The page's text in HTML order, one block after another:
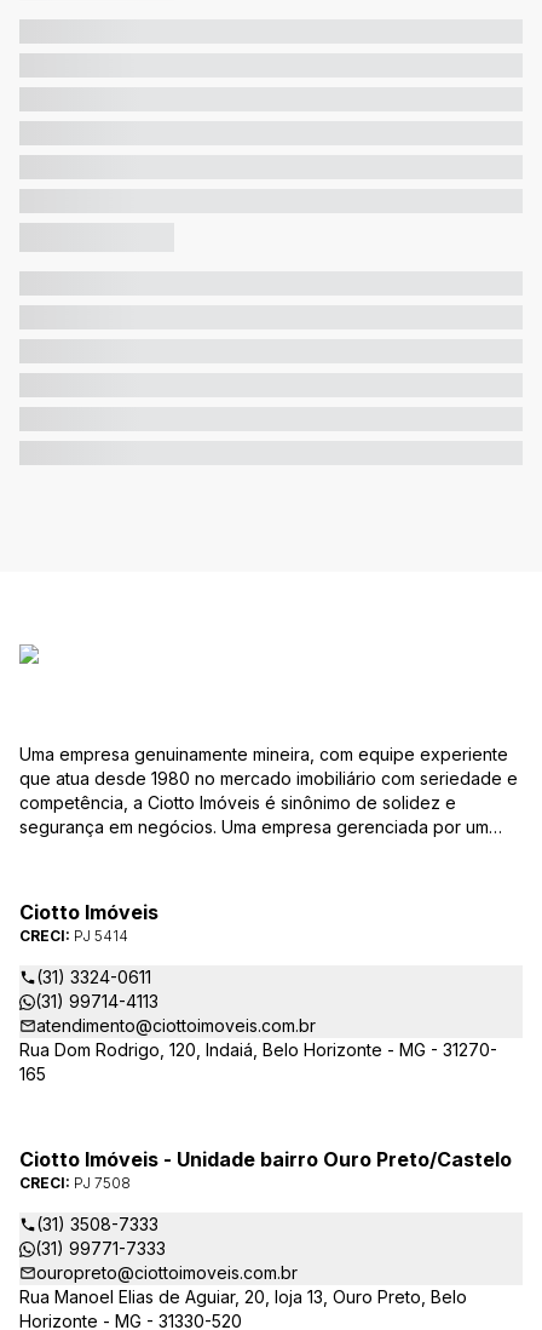
Uma empresa genuinamente mineira, com equipe experiente
que atua desde 1980 no mercado imobiliário com seriedade e
competência, a Ciotto Imóveis é sinônimo de solidez e
segurança em negócios. Uma empresa gerenciada por um
conservação de condomínios, disponibilizando sempre as
melhores opções da região da Pampulha. Oferecemos ainda
completa assessória, consulte-nos sobre os nossos
lançamentos, imóveis em construção e condomínios fechados,
administrados exclusivamente pela Ciotto Imóveis. Fazemos a
aprovação do seu credito junto a Caixa Econômica Federal e
demais agentes financeiros.
Ciotto Imóveis
CRECI: PJ 5414
(31) 3324-0611
(31) 99714-4113
atendimento@ciottoimoveis.com.br
Rua Dom Rodrigo, 120, Indaiá, Belo Horizonte - MG - 31270-
165
Ciotto Imóveis - Unidade bairro Ouro Preto/Castelo
CRECI: PJ 7508
(31) 3508-7333
(31) 99771-7333
ouropreto@ciottoimoveis.com.br
Rua Manoel Elias de Aguiar, 20, loja 13, Ouro Preto, Belo
Horizonte - MG - 31330-520